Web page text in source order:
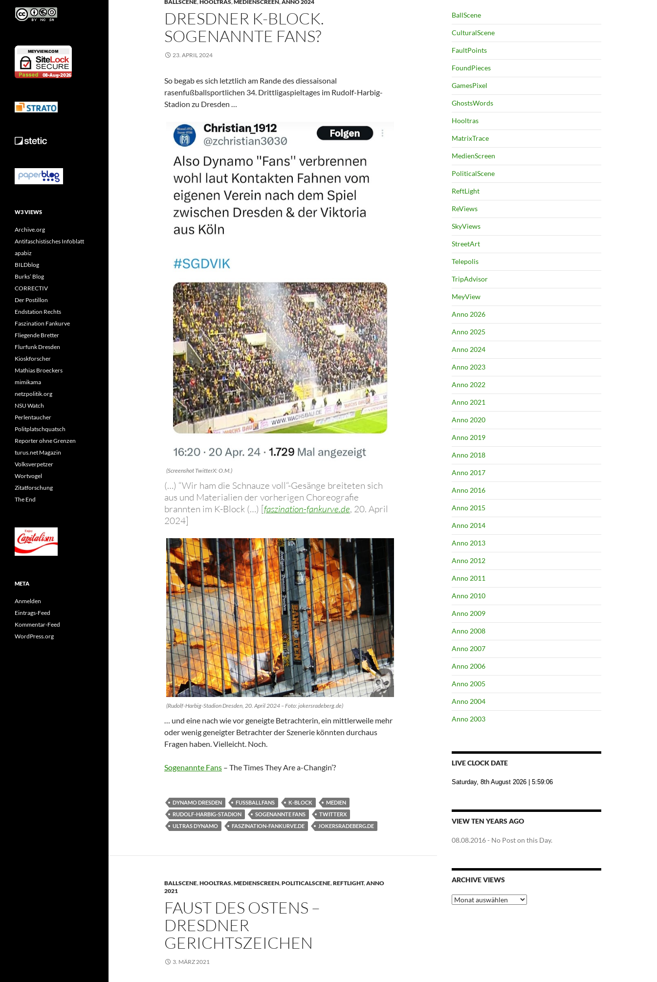
BALLSCENE,HOOLTRAS,MEDIENSCREEN,ANNO 2024
DRESDNER K-BLOCK.
SOGENANNTE FANS?
23. APRIL 2024
So begab es sich letztlich am Rande des diessaisonal
rasenfußballsportlichen 34. Drittligaspieltages im Rudolf-Harbig-
Stadion zu Dresden …
(Screenshot TwitterX: O.M.)
(…) “Wir ham die Schnauze voll“-Gesänge breiteten sich
aus und Materialien der vorherigen Choreografie
brannten im K-Block (…) [faszination-fankurve.de, 20. April
2024]
(Rudolf-Harbig-Stadion Dresden, 20. April 2024 – Foto: jokersradeberg.de)
… und eine nach wie vor geneigte Betrachterin, ein mittlerweile mehr
oder wenig geneigter Betrachter der Szenerie könnten durchaus
Fragen haben. Vielleicht. Noch.
Sogenannte Fans – The Times They Are a-Changin’?
DYNAMO DRESDEN FUSSBALLFANS K-BLOCK
MEDIEN
RUDOLF-HARBIG-STADION
SOGENANNTE FANS
TWITTERX
ULTRAS DYNAMO
FASZINATION-FANKURVE.DE JOKERSRADEBERG.DE
BALLSCENE,HOOLTRAS,MEDIENSCREEN,POLITICALSCENE,REFTLIGHT,ANNO
2021
FAUST DES OSTENS –
DRESDNER
GERICHTSZEICHEN
3. MÄRZ 2021
BallScene
CulturalScene
FaultPoints
FoundPieces
GamesPixel
GhostsWords
Hooltras
MatrixTrace
MedienScreen
PoliticalScene
ReftLight
ReViews
SkyViews
StreetArt
Telepolis
TripAdvisor
MeyView
Anno 2026
Anno 2025
Anno 2024
Anno 2023
Anno 2022
Anno 2021
Anno 2020
Anno 2019
Anno 2018
Anno 2017
Anno 2016
Anno 2015
Anno 2014
Anno 2013
Anno 2012
Anno 2011
Anno 2010
Anno 2009
Anno 2008
Anno 2007
Anno 2006
Anno 2005
Anno 2004
Anno 2003
LIVE CLOCK DATE
Saturday, 8th August 2026 | 5:59:07
VIEW TEN YEARS AGO
08.08.2016- No Post on this Day.
ARCHIVE VIEWS
Archive
Views
W3 VIEWS
Archive.org
Antifaschistisches Infoblatt
apabiz
BILDblog
Burks’ Blog
CORRECTIV
Der Postillon
Endstation Rechts
Faszination Fankurve
Fliegende Bretter
Flurfunk Dresden
Kioskforscher
Mathias Broeckers
mimikama
netzpolitik.org
NSU Watch
Perlentaucher
Politplatschquatsch
Reporter ohne Grenzen
turus.net Magazin
Volksverpetzer
Wortvogel
Zitatforschung
The End
META
Anmelden
Eintrags-Feed
Kommentar-Feed
WordPress.org